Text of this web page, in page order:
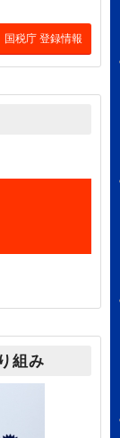
国税庁 登録情報
組み